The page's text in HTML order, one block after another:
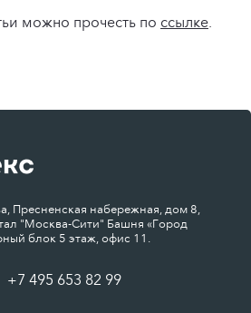
можно прочесть по ссылке.
Пресненская набережная, дом 8,
"Москва-Сити" Башня «Город
блок 5 этаж, офис 11.
+7 495 653 82 99